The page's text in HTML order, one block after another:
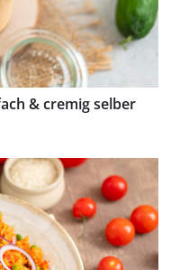
& cremig selber